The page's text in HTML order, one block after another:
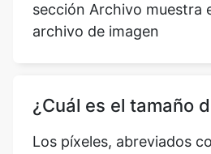
sección Archivo muestra
archivo de imagen
¿Cuál es el tamaño
Los píxeles, abreviados